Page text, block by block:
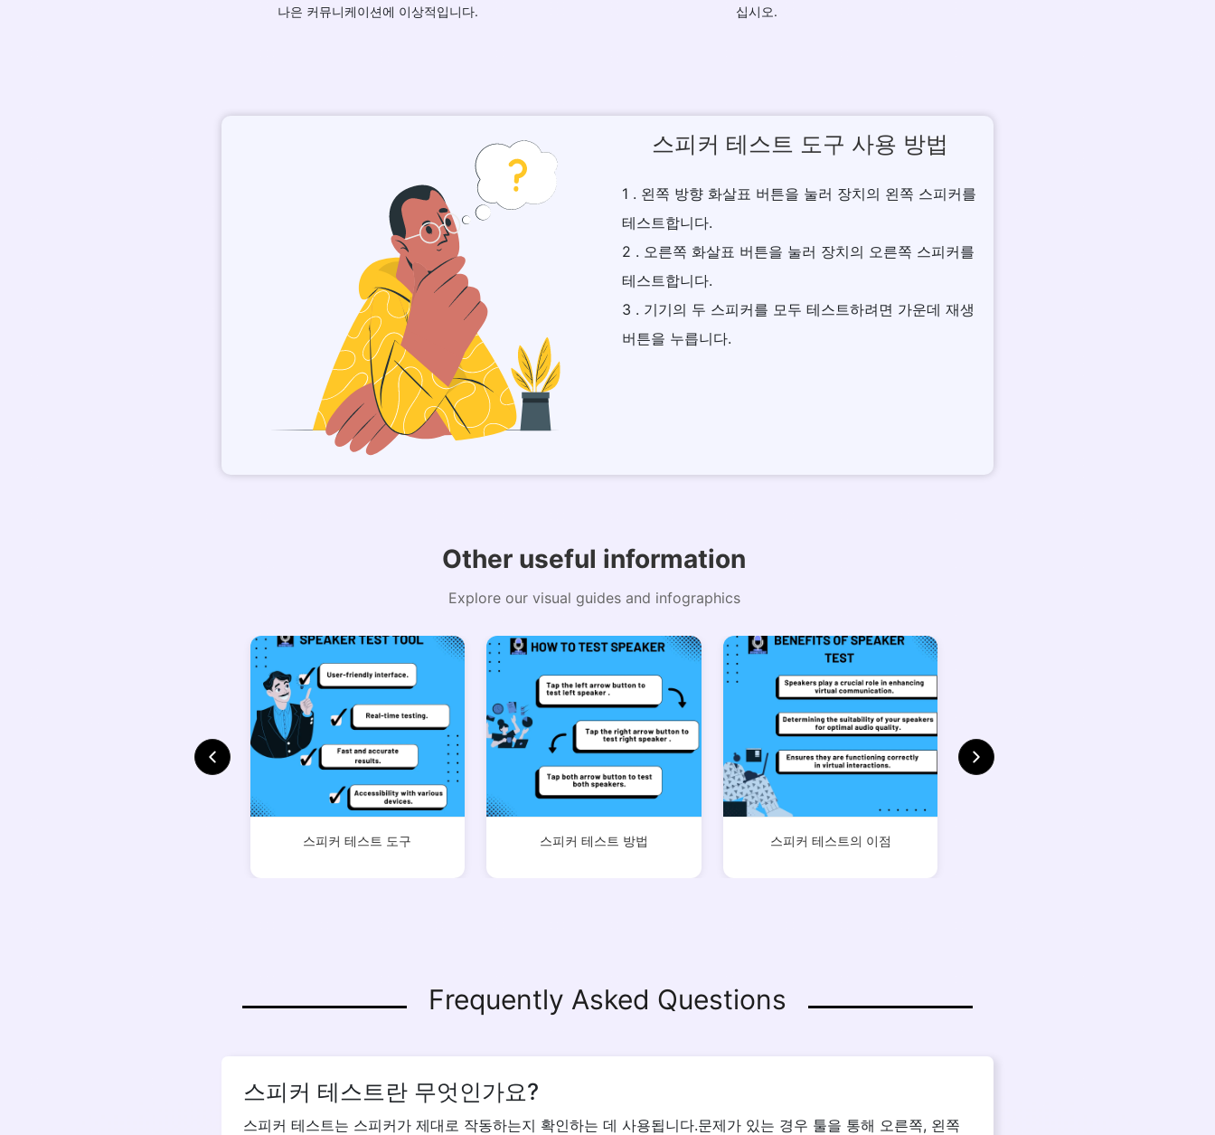
나은 커뮤니케이션에 이상적입니다.
십시오.
스피커 테스트 도구 사용 방법
1 . 왼쪽 방향 화살표 버튼을 눌러 장치의 왼쪽 스피커를
테스트합니다.
2 . 오른쪽 화살표 버튼을 눌러 장치의 오른쪽 스피커를
테스트합니다.
3 . 기기의 두 스피커를 모두 테스트하려면 가운데 재생
버튼을 누릅니다.
Other useful information
Explore our visual guides and infographics
스피커 테스트 도구 스피커 테스트 방법 스피커 테스트의 이점
Frequently Asked Questions
스피커 테스트란 무엇인가요?
스피커 테스트는 스피커가 제대로 작동하는지 확인하는 데 사용됩니다.문제가 있는 경우 툴을 통해 오른쪽, 왼쪽